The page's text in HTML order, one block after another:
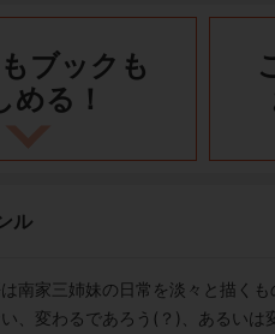
ブックも
める！
ル
南家三姉妹の日常を淡々と描く
、変わるであろう(？)、あるい